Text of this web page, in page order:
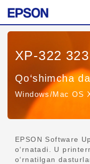
XP-322
Qo‘shimcha
Windows/Mac OS
EPSON Software
o‘rnatadi. U
o‘rnatilgan